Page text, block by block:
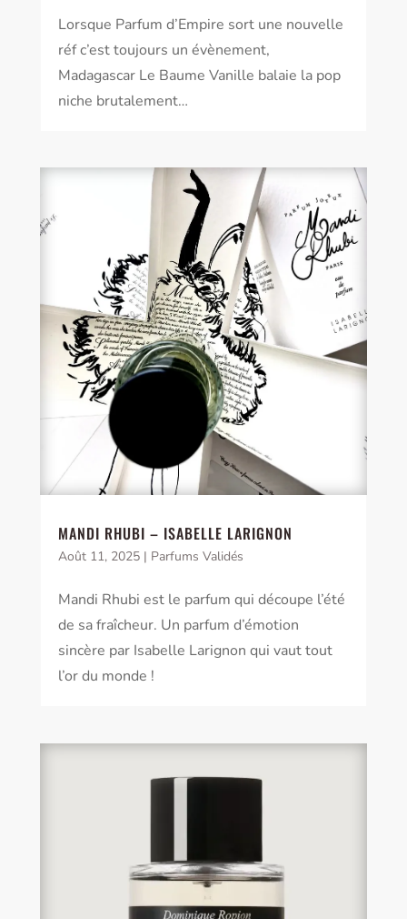
Lorsque Parfum d’Empire sort une nouvelle
réf c’est toujours un évènement,
Madagascar Le Baume Vanille balaie la pop
niche brutalement…
MANDI RHUBI – ISABELLE LARIGNON
Août 11, 2025| Parfums Validés
Mandi Rhubi est le parfum qui découpe l’été
de sa fraîcheur. Un parfum d’émotion
sincère par Isabelle Larignon qui vaut tout
l’or du monde !